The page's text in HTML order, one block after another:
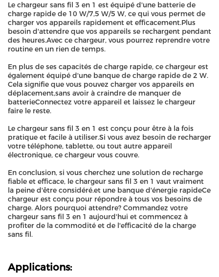
Le chargeur sans fil 3 en 1 est équipé d'une batterie de
charge rapide de 10 W/7,5 W/5 W, ce qui vous permet de
charger vos appareils rapidement et efficacement.Plus
besoin d'attendre que vos appareils se rechargent pendant
des heures.Avec ce chargeur, vous pourrez reprendre votre
routine en un rien de temps.
En plus de ses capacités de charge rapide, ce chargeur est
également équipé d'une banque de charge rapide de 2 W.
Cela signifie que vous pouvez charger vos appareils en
déplacement,sans avoir à craindre de manquer de
batterieConnectez votre appareil et laissez le chargeur
faire le reste.
Le chargeur sans fil 3 en 1 est conçu pour être à la fois
pratique et facile à utiliser.Si vous avez besoin de recharger
votre téléphone, tablette, ou tout autre appareil
électronique, ce chargeur vous couvre.
En conclusion, si vous cherchez une solution de recharge
fiable et efficace, le chargeur sans fil 3 en 1 vaut vraiment
la peine d'être considéré.et une banque d'énergie rapideCe
chargeur est conçu pour répondre à tous vos besoins de
charge. Alors pourquoi attendre? Commandez votre
chargeur sans fil 3 en 1 aujourd'hui et commencez à
profiter de la commodité et de l'efficacité de la charge
sans fil.
Applications: